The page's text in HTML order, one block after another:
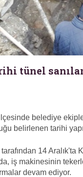
tünel
belediye
belirlenen tarihi
14
iş makinesinin
devam ediyor.